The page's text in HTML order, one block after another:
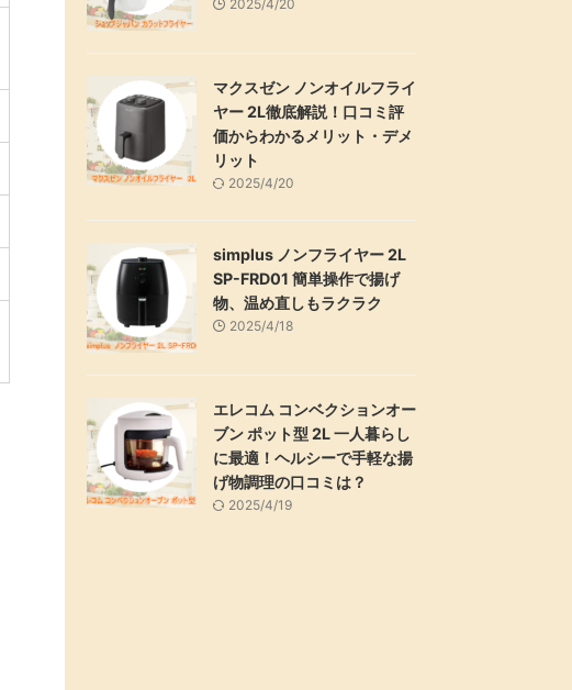
2025/4/20
マクスゼン ノンオイルフライ
ヤー 2L徹底解説！口コミ評
価からわかるメリット・デメ
リット
2025/4/20
simplus ノンフライヤー 2L
SP-FRD01 簡単操作で揚げ
物、温め直しもラクラク
2025/4/18
エレコム コンベクションオー
ブン ポット型 2L 一人暮らし
に最適！ヘルシーで手軽な揚
げ物調理の口コミは？
2025/4/19